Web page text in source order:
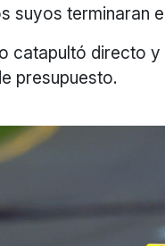
suyos terminaran
catapultó directo y
presupuesto.